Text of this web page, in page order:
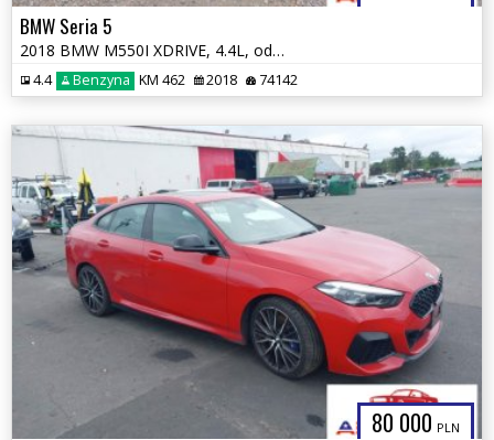
BMW Seria 5
2018 BMW M550I XDRIVE, 4.4L, od ubezpieczalni
4.4 Benzyna KM 462 2018 74142
80 000 PLN